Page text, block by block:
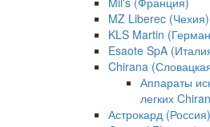
MZ Liberec (Чехия)
KLS Martin
Esaote SpA
Chirana
Аппараты
легких
Астрокард (Россия)